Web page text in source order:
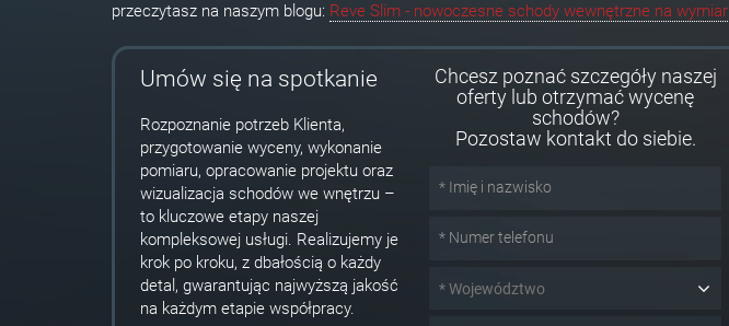
przeczytasz na naszym blogu: Reve Slim - nowoczesne schody wewnętrzne na wymiar
Umów się na spotkanie
Rozpoznanie potrzeb Klienta,
przygotowanie wyceny, wykonanie
pomiaru, opracowanie projektu oraz
wizualizacja schodów we wnętrzu –
to kluczowe etapy naszej
kompleksowej usługi. Realizujemy je
krok po kroku, z dbałością o każdy
detal, gwarantując najwyższą jakość
na każdym etapie współpracy.
Chcesz poznać szczegóły naszej
oferty lub otrzymać wycenę
schodów?
Pozostaw kontakt do siebie.
* Województwo